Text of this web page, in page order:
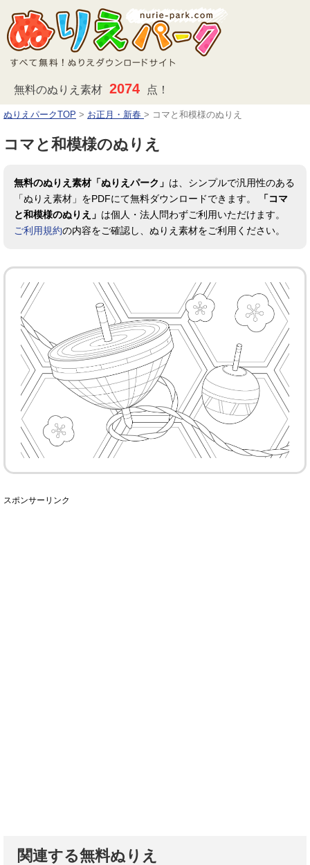
無料のぬりえ素材 2074 点！
ぬりえパークTOP > お正月・新春 > コマと和模様のぬりえ
コマと和模様のぬりえ
無料のぬりえ素材「ぬりえパーク」 は、シンプルで汎用性のある
「ぬりえ素材」をPDFにて無料ダウンロードできます。
「コマ
と和模様のぬりえ」 は個人・法人問わずご利用いただけます。
ご利用規約の内容をご確認し、ぬりえ素材をご利用ください。
スポンサーリンク
関連する無料ぬりえ